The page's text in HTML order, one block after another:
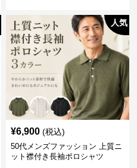
人気
¥6,900 (税込)
50代メンズファッション 上質ニ
ット襟付き長袖ポロシャツ